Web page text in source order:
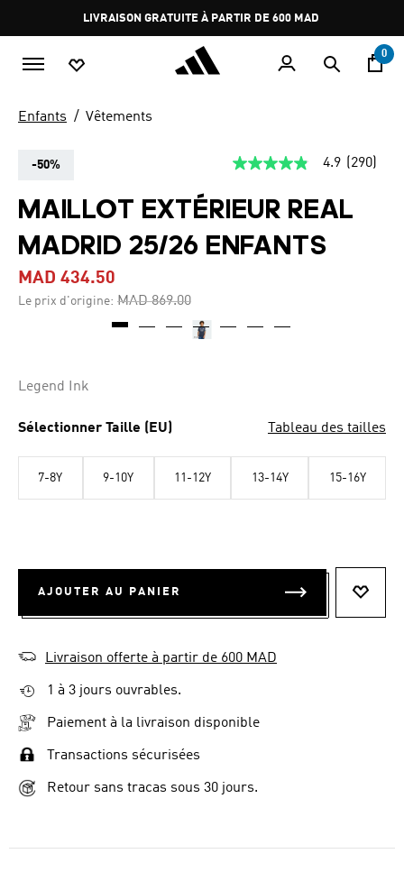
Pause
promotion
rotation
LIVRAISON GRATUITE À PARTIR DE 600 MAD
0
Enfants Vêtements
-50%
4.9
sur
5,
de
la
Reviews.
4.9 (290)
MAILLOT EXTÉRIEUR REAL
MADRID 25/26 ENFANTS
MAD 434.50
Le prix d'origine: Price reduced from
MAD 869.00to
Legend Ink
Sélectionner Taille (EU) Tableau des tailles
7-8Y 9-10Y 11-12Y 13-14Y 15-16Y
AJOUTER AU PANIER
Livraison offerte à partir de 600 MAD
1 à 3 jours ouvrables.
Paiement à la livraison disponible
Transactions sécurisées
Retour sans tracas sous 30 jours.